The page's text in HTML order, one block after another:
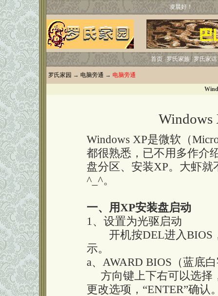
凌晨好！
首页 罗氏家族 罗氏家话
罗氏家园 → 电脑旁通 → 电脑旁通
Windows XP是微软（
都很熟悉，已不用多作介
盘分区、安装XP。大虾
^_^。
一、用XP安装盘启动
1、设置为光驱启动
开机按DEL进入BIOS
示。
a、AWARD BIOS（蓝底
方向键上下右可以选择
更改选项，“ENTER”